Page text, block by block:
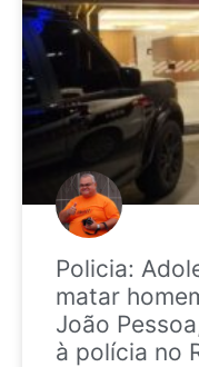
Policia:
matar
João
à polícia no